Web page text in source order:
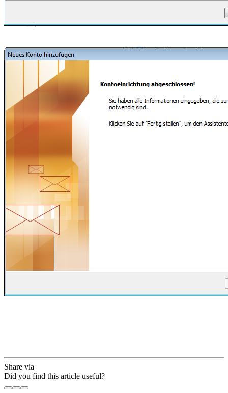
Share via
Did you find this article useful?